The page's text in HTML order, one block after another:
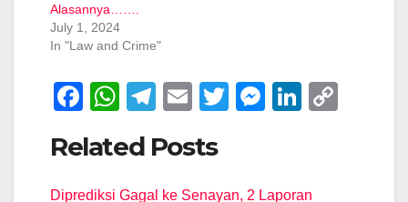
Alasannya…….
July 1, 2024
In "Law and Crime"
F
c
e
W
at
s
T
e
gr
E
ail
T
er
M
e
Li
e
Related Posts
Diprediksi Gagal ke Senayan, 2 Laporan